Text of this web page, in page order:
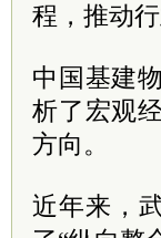
程，推动
中国基建
析了宏观
方向。
近年来，